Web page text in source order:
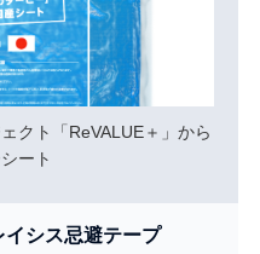
クト「ReVALUE＋」から
ート
イシス忌避テープ